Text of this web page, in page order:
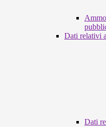
Dati relativi
Dati